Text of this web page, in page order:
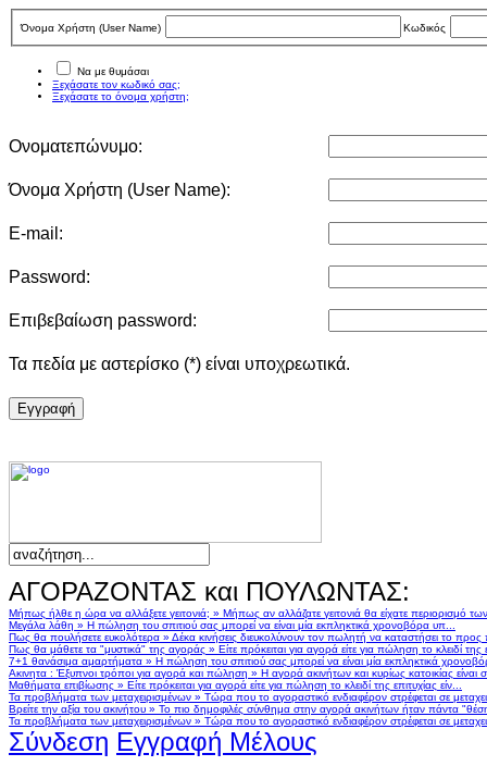
Όνομα Χρήστη (User Νame) Κωδικός
Να με θυμάσαι
Ξεχάσατε τον κωδικό σας;
Ξεχάσατε το όνομα χρήστη;
Ονοματεπώνυμο:
Όνομα Χρήστη (User Νame):
E-mail:
Password:
Επιβεβαίωση password:
Τα πεδία με αστερίσκο (*) είναι υποχρεωτικά.
Eγγραφή
ΑΓΟΡΑΖΟΝΤΑΣ και ΠΟΥΛΩΝΤΑΣ:
Μήπως ήλθε η ώρα να αλλάξετε γειτονιά; » Μήπως αν αλλάζατε γειτονιά θα είχατε περιορισμό
Μεγάλα λάθη » Η πώληση του σπιτιού σας μπορεί να είναι μία εκπληκτικά χρονοβόρα υπ...
Πως θα πουλήσετε ευκολότερα » Δέκα κινήσεις διευκολύνουν τον πωλητή να καταστήσει το
Πως θα μάθετε τα "μυστικά" της αγοράς » Είτε πρόκειται για αγορά είτε για πώληση το κλειδί της
7+1 θανάσιμα αμαρτήματα » Η πώληση του σπιτιού σας μπορεί να είναι μία εκπληκτικά
Ακινητα : Έξυπνοι τρόποι για αγορά και πώληση » Η αγορά ακινήτων και κυρίως κατοικίας
Μαθήματα επιβίωσης » Είτε πρόκειται για αγορά είτε για πώληση το κλειδί της επιτυχίας είν...
Τα προβλήματα των μεταχειρισμένων » Τώρα που το αγοραστικό ενδιαφέρον στρέφεται σε
Βρείτε την αξία του ακινήτου » Το πιο δημοφιλές σύνθημα στην αγορά ακινήτων ήταν πάντα
Τα προβλήματα των μεταχειρισμένων » Τώρα που το αγοραστικό ενδιαφέρον στρέφεται σε
Σύνδεση Εγγραφή Μέλους